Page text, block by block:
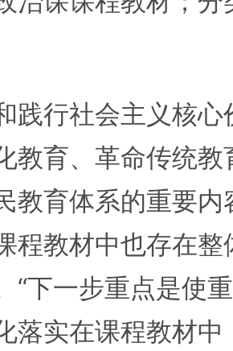
行社会主义核心
教育、革命传统
教育体系的重要
程教材中也存在
“下一步重点是使
落实在课程教材